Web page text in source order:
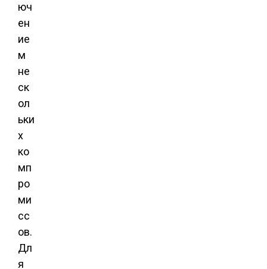
юч
ен
ие
м
не
ск
ол
ьки
х
ко
мп
ро
ми
сс
ов.
Дл
я